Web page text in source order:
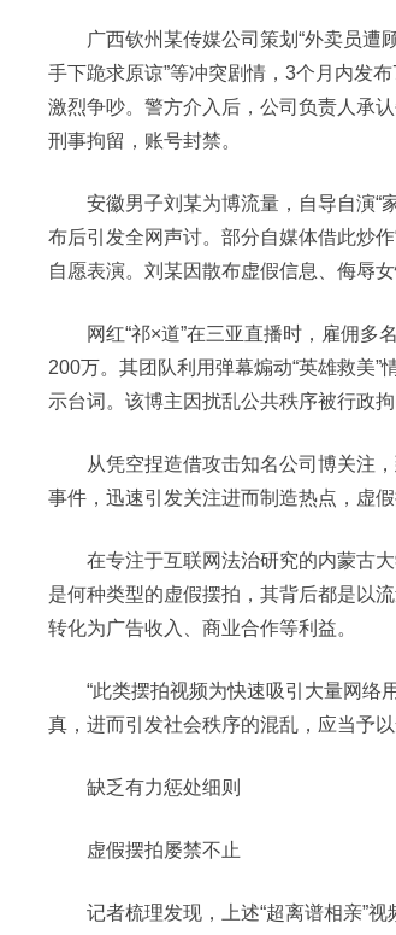
广西钦州某传媒公司策划“外卖员遭顾
手下跪求原谅”等冲突剧情，3个月内发
激烈争吵。警方介入后，公司负责人承
刑事拘留，账号封禁。
安徽男子刘某为博流量，自导自演“家
布后引发全网声讨。部分自媒体借此炒
自愿表演。刘某因散布虚假信息、侮辱女
网红“祁×道”在三亚直播时，雇佣多名
200万。其团队利用弹幕煽动“英雄救美
示台词。该博主因扰乱公共秩序被行政
从凭空捏造借攻击知名公司博关注，
事件，迅速引发关注进而制造热点，虚
在专注于互联网法治研究的内蒙古大
是何种类型的虚假摆拍，其背后都是以
转化为广告收入、商业合作等利益。
“此类摆拍视频为快速吸引大量网络用
真，进而引发社会秩序的混乱，应当予以
缺乏有力惩处细则
虚假摆拍屡禁不止
记者梳理发现，上述“超离谱相亲”视